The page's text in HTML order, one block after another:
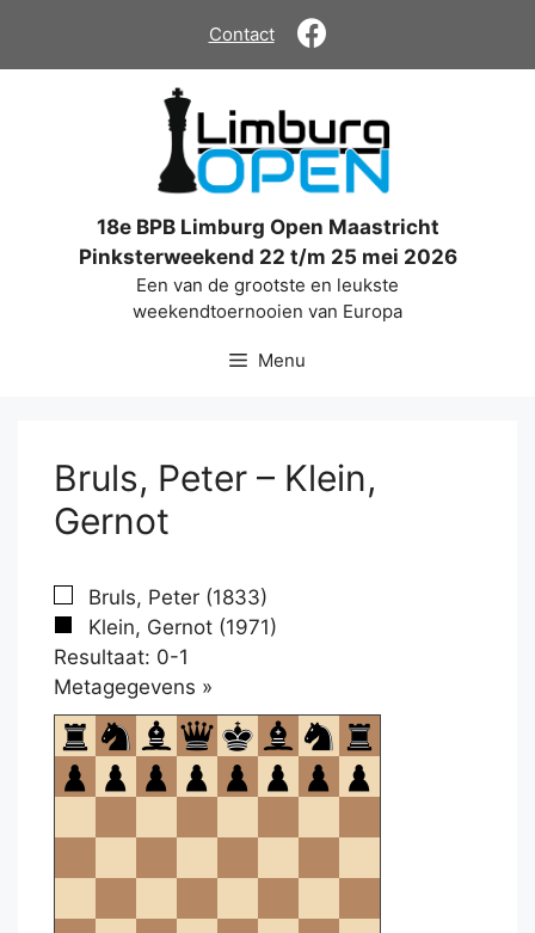
de
Contact
18e BPB Limburg Open Maastricht
Pinksterweekend 22 t/m 25 mei 2026
Een van de grootste en leukste
weekendtoernooien van Europa
Menu
Bruls, Peter – Klein,
Gernot
Bruls, Peter (1833)
Klein, Gernot (1971)
Resultaat: 0-1
Metagegevens »
om
te
openen.